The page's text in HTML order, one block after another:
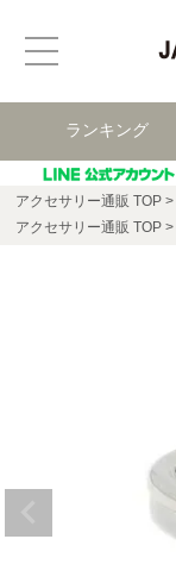
ランキング
アクセサリー通販 TOP
アクセサリー通販 TOP